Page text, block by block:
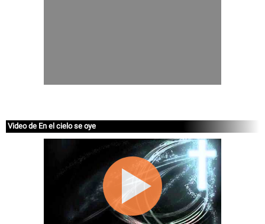
Video de En el cielo se oye